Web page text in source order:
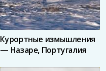
Курортные измышления
— Назаре, Португалия